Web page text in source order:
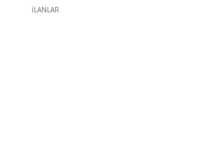
İLANLAR